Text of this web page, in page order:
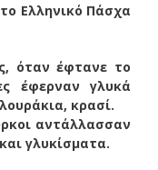
Ελληνικό Πάσχα
όταν έφτανε το
έφερναν γλυκά
κρασί.
αντάλλασσαν
γλυκίσματα.